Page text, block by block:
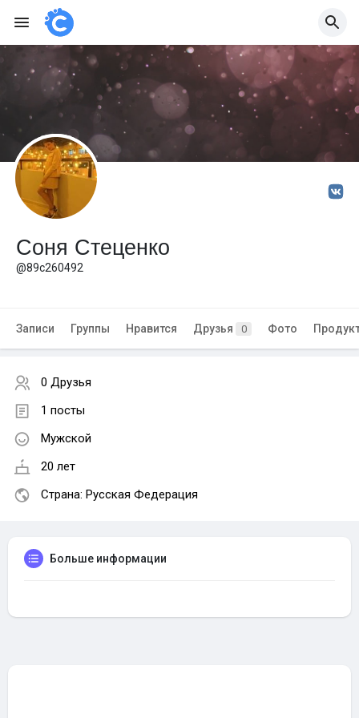
Соня Стеценко
@89c260492
Записи Группы Нравится Друзья 0 Фото
0 Друзья
1 посты
Мужской
20 лет
Страна: Русская Федерация
Больше информации